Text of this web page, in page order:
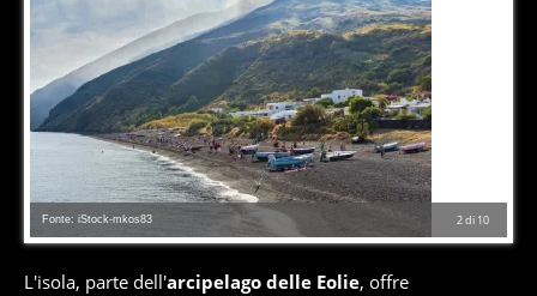
2di 10
Fonte: iStock-mkos83
L'isola, parte dell'arcipelago delle Eolie, offre